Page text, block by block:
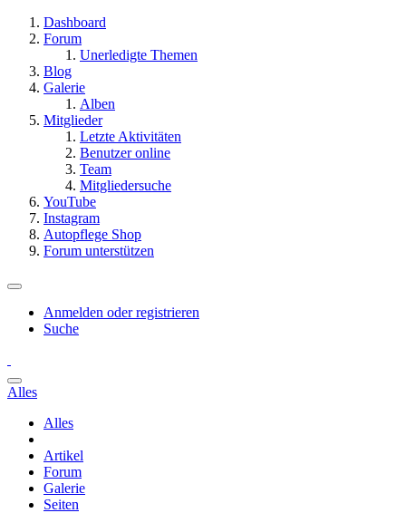
Dashboard
Forum
Unerledigte Themen
Blog
Galerie
Alben
Mitglieder
Letzte Aktivitäten
Benutzer online
Team
Mitgliedersuche
YouTube
Instagram
Autopflege Shop
Forum unterstützen
Anmelden oder registrieren
Suche
Alles
Alles
Artikel
Forum
Galerie
Seiten